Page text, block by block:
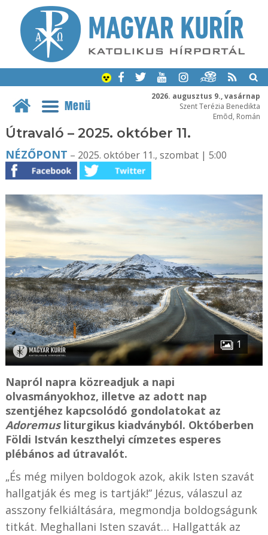
2026. augusztus 9., vasárnap
Szent Terézia Benedikta
Emõd, Román
Menü
Útravaló – 2025. október 11.
NÉZŐPONT – 2025. október 11., szombat | 5:00
1
Napról napra közreadjuk a napi
olvasmányokhoz, illetve az adott nap
szentjéhez kapcsolódó gondolatokat az
Adoremusliturgikus kiadványból. Októberben
Földi István keszthelyi címzetes esperes
plébános ad útravalót.
„És még milyen boldogok azok, akik Isten szavát
hallgatják és meg is tartják!” Jézus, válaszul az
asszony felkiáltására, megmondja boldogságunk
titkát. Meghallani Isten szavát… Hallgatták az